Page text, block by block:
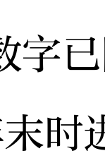
字
时